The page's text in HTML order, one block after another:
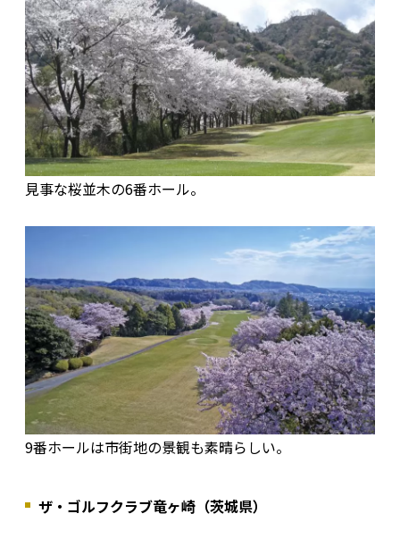
見事な桜並木の6番ホール。
9番ホールは市街地の景観も素晴らしい。
ザ・ゴルフクラブ竜ヶ崎（茨城県）